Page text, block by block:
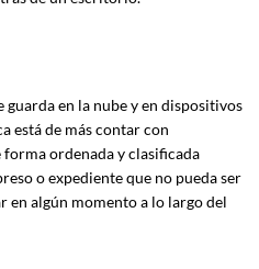
en la nube y en dispositivos
está de más contar con
ordenada y clasificada
o expediente que no pueda ser
en algún momento a lo largo del